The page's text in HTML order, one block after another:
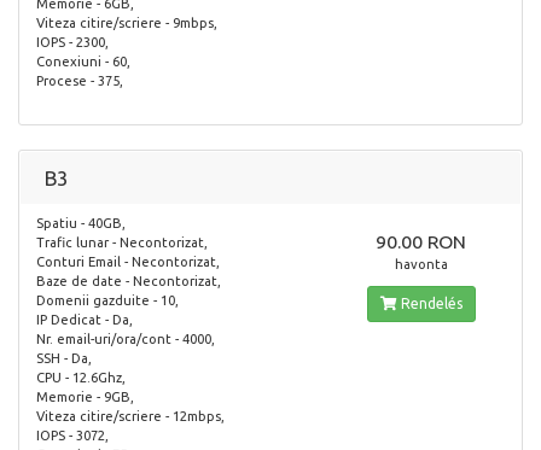
Memorie - 6GB,
Viteza citire/scriere - 9mbps,
IOPS - 2300,
Conexiuni - 60,
Procese - 375,
B3
Spatiu - 40GB,
Trafic lunar - Necontorizat,
Conturi Email - Necontorizat,
Baze de date - Necontorizat,
Domenii gazduite - 10,
IP Dedicat - Da,
Nr. email-uri/ora/cont - 4000,
SSH - Da,
CPU - 12.6Ghz,
Memorie - 9GB,
Viteza citire/scriere - 12mbps,
IOPS - 3072,
90.00 RON
havonta
Rendelés